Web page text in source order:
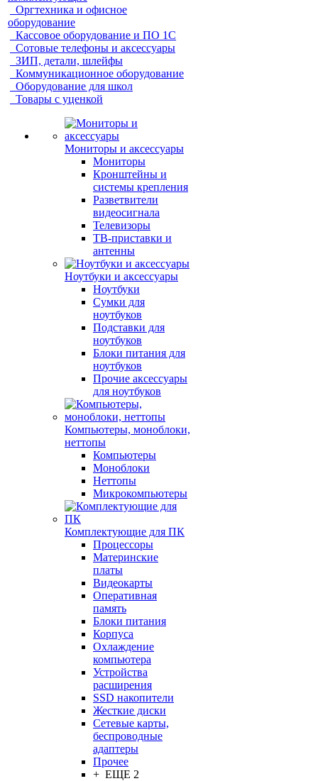
Оргтехника и офисное
оборудование
Кассовое оборудование и ПО 1С
Сотовые телефоны и аксессуары
ЗИП, детали, шлейфы
Коммуникационное оборудование
Оборудование для школ
Товары с уценкой
Мониторы и аксессуары
Мониторы
Кронштейны и
системы крепления
Разветвители
видеосигнала
Телевизоры
ТВ-приставки и
антенны
Ноутбуки и аксессуары
Ноутбуки
Сумки для
ноутбуков
Подставки для
ноутбуков
Блоки питания для
ноутбуков
Прочие аксессуары
для ноутбуков
Компьютеры, моноблоки,
неттопы
Компьютеры
Моноблоки
Неттопы
Микрокомпьютеры
Комплектующие для ПК
Процессоры
Материнские
платы
Видеокарты
Оперативная
память
Блоки питания
Корпуса
Охлаждение
компьютера
Устройства
расширения
SSD накопители
Жесткие диски
Сетевые карты,
беспроводные
адаптеры
Прочее
+ ЕЩЕ 2